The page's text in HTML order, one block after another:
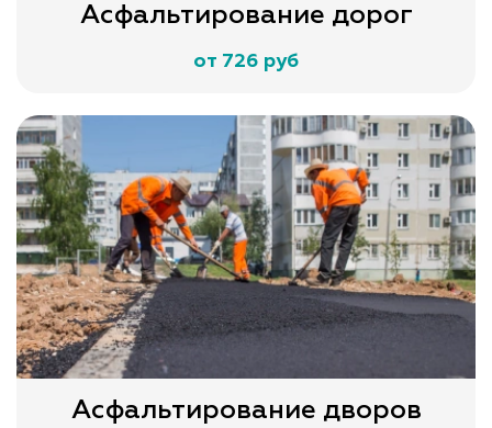
Асфальтирование дорог
от 726 руб
Асфальтирование дворов